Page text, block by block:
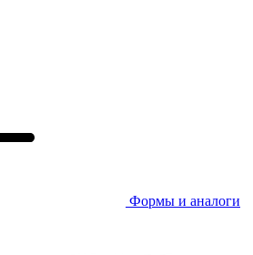
Формы и аналоги